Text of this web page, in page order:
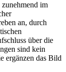
im
an, durch
über die
sind kein
ergänzen das Bild